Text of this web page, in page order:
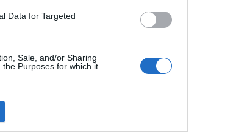
Data for Targeted
Sale, and/or Sharing
Purposes for which it
- Ufficio stampa
la
pubblicitàCl